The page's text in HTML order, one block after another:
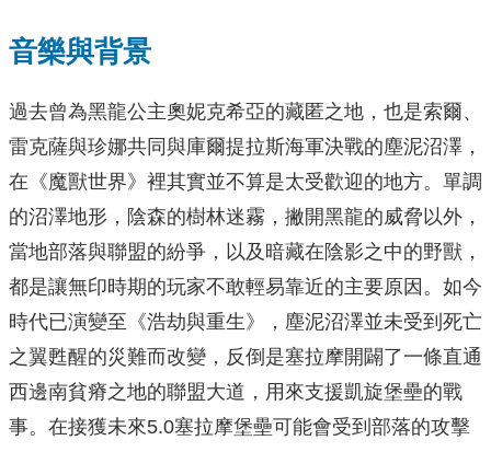
音樂與背景
過去曾為黑龍公主奧妮克希亞的藏匿之地，也是索爾、
雷克薩與珍娜共同與庫爾提拉斯海軍決戰的塵泥沼澤，
在《魔獸世界》裡其實並不算是太受歡迎的地方。單調
的沼澤地形，陰森的樹林迷霧，撇開黑龍的威脅以外，
當地部落與聯盟的紛爭，以及暗藏在陰影之中的野獸，
都是讓無印時期的玩家不敢輕易靠近的主要原因。如今
時代已演變至《浩劫與重生》，塵泥沼澤並未受到死亡
之翼甦醒的災難而改變，反倒是塞拉摩開闢了一條直通
西邊南貧瘠之地的聯盟大道，用來支援凱旋堡壘的戰
事。在接獲未來5.0塞拉摩堡壘可能會受到部落的攻擊